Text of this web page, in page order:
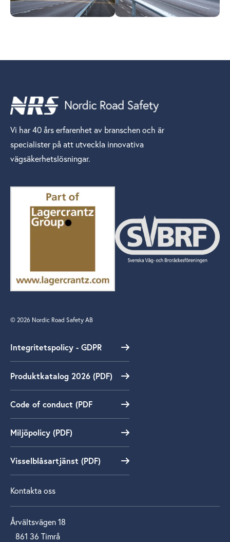
Vi har 40 års erfarenhet av branschen och är
specialister på att utveckla innovativa
vägsäkerhetslösningar.
© 2026 Nordic Road Safety AB
Integritetspolicy - GDPR
Produktkatalog 2026 (PDF)
Code of conduct (PDF
Miljöpolicy (PDF)
Visselblåsartjänst (PDF)
Kontakta oss
Årvältsvägen 18
861 36 Timrå